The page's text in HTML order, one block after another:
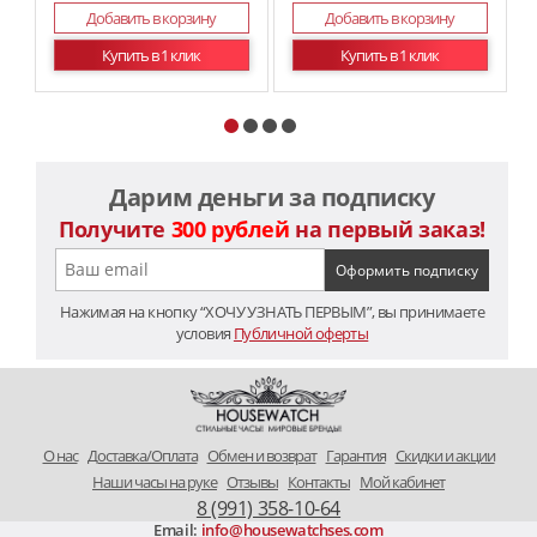
Добавить в корзину
Купить в 1 клик
Добавить в корзину
Купить в 1 клик
Дарим деньги за подписку
Получите 300 рублей на первый заказ!
Нажимая на кнопку “ХОЧУ УЗНАТЬ ПЕРВЫМ”, вы принимаете
условия Публичной оферты
O нас Доставка/Оплата Обмен и возврат Гарантия Скидки и акции
Наши часы на руке Отзывы Контакты Мой кабинет
8 (991) 358-10-64
Email: info@housewatchses.com